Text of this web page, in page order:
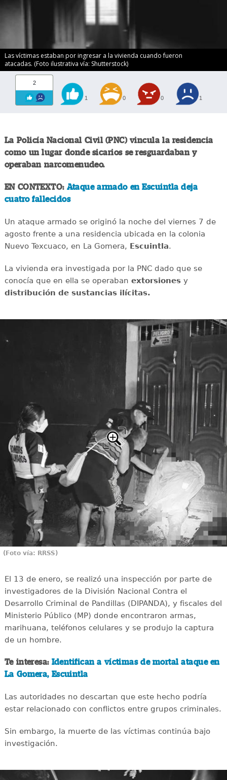
Las víctimas estaban por ingresar a la vivienda cuando fueron
atacadas. (Foto ilustrativa vía: Shutterstock)
2
1 0 0 1
La Policía Nacional Civil (PNC) vincula la residencia
como un lugar donde sicarios se resguardaban y
operaban narcomenudeo.
EN CONTEXTO: Ataque armado en Escuintla deja
cuatro fallecidos
Un ataque armado se originó la noche del viernes 7 de
agosto frente a una residencia ubicada en la colonia
Nuevo Texcuaco, en La Gomera, Escuintla.
La vivienda era investigada por la PNC dado que se
conocía que en ella se operaban extorsionesy
distribución de sustancias ilícitas.
(Foto vía: RRSS)
El 13 de enero, se realizó una inspección por parte de
investigadores de la División Nacional Contra el
Desarrollo Criminal de Pandillas (DIPANDA), y fiscales del
Ministerio Público (MP) donde encontraron armas,
marihuana, teléfonos celulares y se produjo la captura
de un hombre.
Te interesa: Identifican a víctimas de mortal ataque en
La Gomera, Escuintla
Las autoridades no descartan que este hecho podría
estar relacionado con conflictos entre grupos criminales.
Sin embargo, la muerte de las víctimas continúa bajo
investigación.